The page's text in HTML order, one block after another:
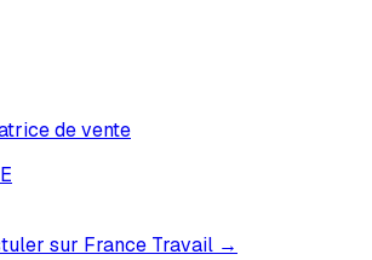
de vente
sur France Travail →